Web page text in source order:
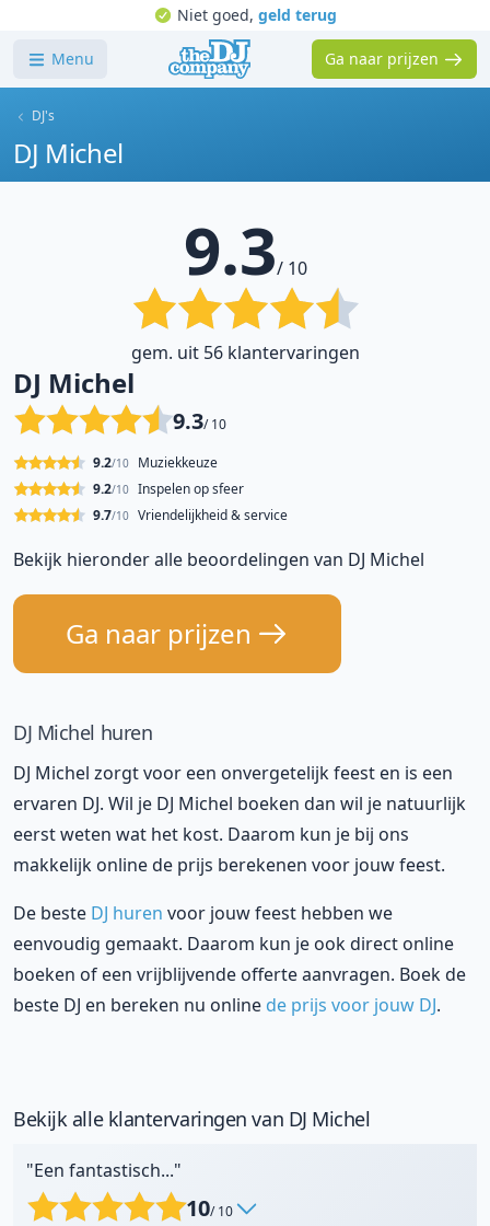
Niet goed, geld terug
Menu Ga naar prijzen
DJ's
DJ Michel
9.3/ 10
gem. uit 56 klantervaringen
DJ Michel
9.3/ 10
Muziekkeuze
9.2/10
Inspelen op sfeer
9.2/10
Vriendelijkheid & service
9.7/10
Bekijk hieronder alle beoordelingen van DJ Michel
Ga naar prijzen
DJ Michel huren
DJ Michel zorgt voor een onvergetelijk feest en is een
ervaren DJ. Wil je DJ Michel boeken dan wil je natuurlijk
eerst weten wat het kost. Daarom kun je bij ons
makkelijk online de prijs berekenen voor jouw feest.
De beste DJ huren voor jouw feest hebben we
eenvoudig gemaakt. Daarom kun je ook direct online
boeken of een vrijblijvende offerte aanvragen. Boek de
beste DJ en bereken nu online de prijs voor jouw DJ.
Bekijk alle klantervaringen van DJ Michel
"Een fantastisch..."
10/ 10